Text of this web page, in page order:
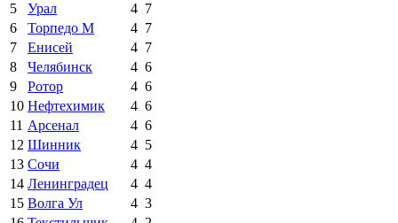
5
Урал 4 7
6
Торпедо М 4 7
7
Енисей 4 7
8
Челябинск 4 6
9
Ротор 4 6
10 Нефтехимик 4 6
11 Арсенал 4 6
12 Шинник 4 5
13 Сочи 4 4
14 Ленинградец 4 4
15 Волга Ул 4 3